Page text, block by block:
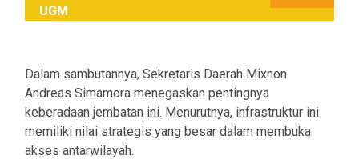
UGM
Dalam sambutannya, Sekretaris Daerah Mixnon
Andreas Simamora menegaskan pentingnya
keberadaan jembatan ini. Menurutnya, infrastruktur ini
memiliki nilai strategis yang besar dalam membuka
akses antarwilayah.